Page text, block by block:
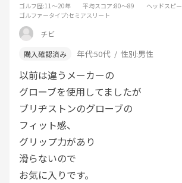
ゴルフ歴:11～20年 平均スコア:80～89 ヘッドスピ
ゴルファータイプ:セミアスリート
チビ
年代:50代 性別:男性
以前は違うメーカーの
グローブを使用してましたが
ブリヂストンのグローブの
フィット感、
グリップ力があり
滑らないので
お気に入りです。